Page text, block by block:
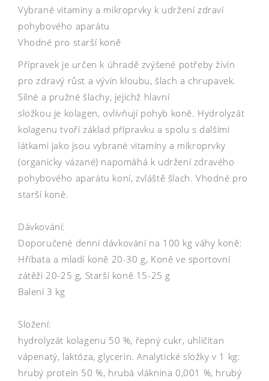
Vybrané vitaminy a mikroprvky k udržení zdraví
pohybového aparátu
Vhodné pro starší koně
Přípravek je určen k úhradě zvýšené potřeby živin
pro zdravý růst a vývin kloubu, šlach a chrupavek.
Silné a pružné šlachy, jejichž hlavní
složkou je kolagen, ovlivňují pohyb koně. Hydrolyzát
kolagenu tvoří základ přípravku a spolu s dalšími
látkami jako jsou vybrané vitamíny a mikroprvky
(organicky vázané) napomáhá k udržení zdravého
pohybového aparátu koní, zvláště šlach. Vhodné pro
starší koně.
Dávkování:
Doporučené denní dávkování na 100 kg váhy koně:
Hříbata a mladí koně 20-30 g, Koně ve sportovní
zátěži 20-25 g, Starší koně 15-25 g
Balení 3 kg
Složení:
hydrolyzát kolagenu 50 %, řepný cukr, uhličitan
vápenatý, laktóza, glycerin. Analytické složky v 1 kg:
hrubý protein 50 %, hrubá vláknina 0,001 %, hrubý